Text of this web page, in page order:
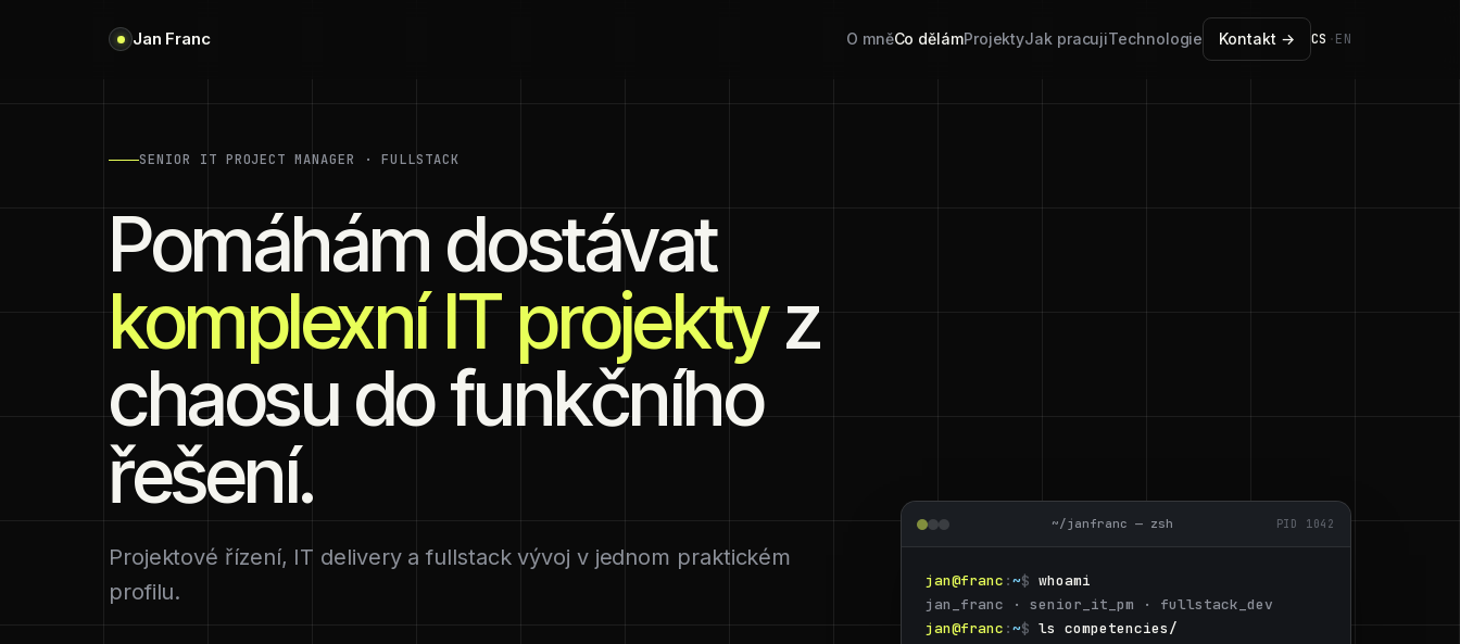
Jan Franc O mněCo dělámProjektyJak pracujiTechnologie Kontakt → CS ·EN
SENIOR IT PROJECT MANAGER · FULLSTACK
Pomáhám dostávat
komplexní IT projektyz
chaosu do funkčního
řešení.
Projektové řízení, IT delivery a fullstack vývoj v jednom praktickém
profilu.
~/janfranc — zsh PID 1042
jan@franc :~$ whoami
jan_franc · senior_it_pm · fullstack_dev
jan@franc :~$ ls competencies/